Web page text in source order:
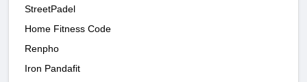
StreetPadel
Home Fitness Code
Renpho
Iron Pandafit